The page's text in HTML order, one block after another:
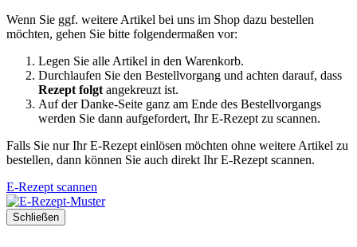
Wenn Sie ggf. weitere Artikel bei uns im Shop dazu bestellen
möchten, gehen Sie bitte folgendermaßen vor:
Legen Sie alle Artikel in den Warenkorb.
Durchlaufen Sie den Bestellvorgang und achten darauf, dass
Rezept folgt angekreuzt ist.
Auf der Danke-Seite ganz am Ende des Bestellvorgangs
werden Sie dann aufgefordert, Ihr E-Rezept zu scannen.
Falls Sie nur Ihr E-Rezept einlösen möchten ohne weitere Artikel zu
bestellen, dann können Sie auch direkt Ihr E-Rezept scannen.
E-Rezept scannen
Schließen